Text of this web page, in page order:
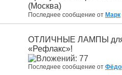
(Москва)
Последнее сообщение от Марк
ОТЛИЧНЫЕ ЛАМПЫ для
«Рефлакс»!
Последнее сообщение от